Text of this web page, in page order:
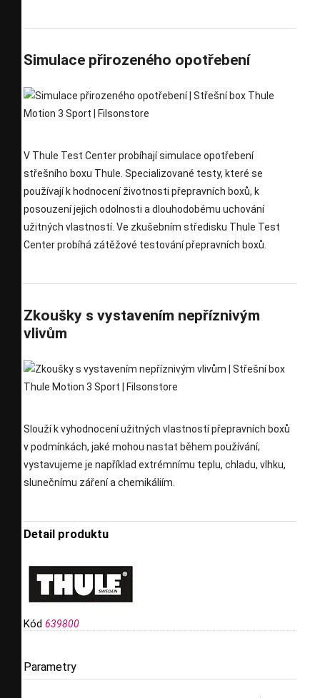
Simulace přirozeného opotřebení
V Thule Test Center probíhají simulace opotřebení
střešního boxu Thule. Specializované testy, které se
používají k hodnocení životnosti přepravních boxů, k
posouzení jejich odolnosti a dlouhodobému uchování
užitných vlastností. Ve zkušebním středisku Thule Test
Center probíhá zátěžové testování přepravních boxů.
Zkoušky s vystavením nepříznivým
vlivům
Slouží k vyhodnocení užitných vlastností přepravních boxů
v podmínkách, jaké mohou nastat během používání;
vystavujeme je například extrémnímu teplu, chladu, vlhku,
slunečnímu záření a chemikáliím.
Detail produktu
Kód 639800
Parametry